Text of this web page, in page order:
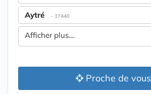
Aytré - 17440
Afficher plus....
Proche de vous